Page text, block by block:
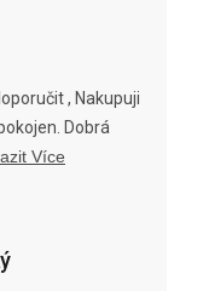
, Nakupuji
Dobrá
Více